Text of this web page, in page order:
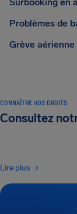
Problèmes de
Grève aérienne
CONNAÎTRE VOS DROITS
Consultez
Lire plus